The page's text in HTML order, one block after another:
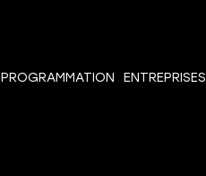
PROGRAMMATION ENTREPRISES